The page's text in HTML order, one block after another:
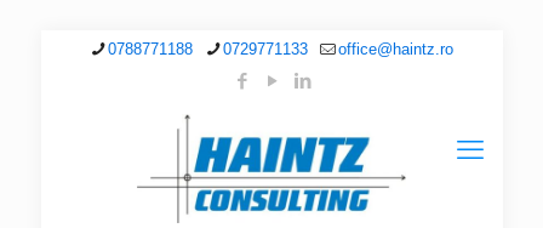
0788771188 0729771133 office@haintz.ro